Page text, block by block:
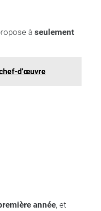
à seulement
d'œuvre
année, et